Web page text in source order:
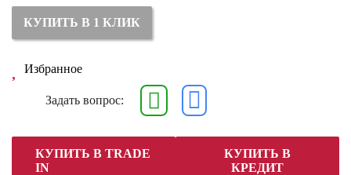
ультратонкий
силиконовый,
красный
КУПИТЬ В 1 КЛИК
Задать вопрос:
Избранное
КУПИТЬ В TRADE
IN
КУПИТЬ В
КРЕДИТ